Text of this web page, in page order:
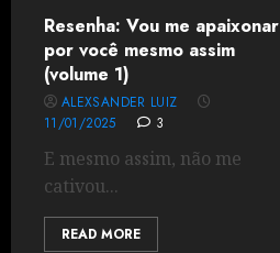
Resenha: Vou me apaixonar
por você mesmo assim
(volume 1)
ALEXSANDER LUIZ
11/01/2025
3
E mesmo assim, não me
cativou...
READ MORE